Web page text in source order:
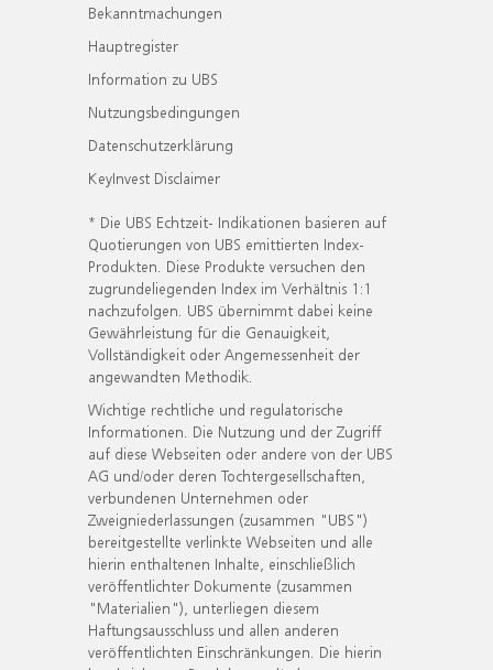
Bekanntmachungen
Hauptregister
Information zu UBS
Nutzungsbedingungen
Datenschutzerklärung
KeyInvest Disclaimer
* Die UBS Echtzeit- Indikationen basieren auf
Quotierungen von UBS emittierten Index-
Produkten. Diese Produkte versuchen den
zugrundeliegenden Index im Verhältnis 1:1
nachzufolgen. UBS übernimmt dabei keine
Gewährleistung für die Genauigkeit,
Vollständigkeit oder Angemessenheit der
angewandten Methodik.
Wichtige rechtliche und regulatorische
Informationen. Die Nutzung und der Zugriff
auf diese Webseiten oder andere von der UBS
AG und/oder deren Tochtergesellschaften,
verbundenen Unternehmen oder
Zweigniederlassungen (zusammen "UBS")
bereitgestellte verlinkte Webseiten und alle
hierin enthaltenen Inhalte, einschließlich
veröffentlichter Dokumente (zusammen
"Materialien"), unterliegen diesem
Haftungsausschluss und allen anderen
veröffentlichten Einschränkungen. Die hierin